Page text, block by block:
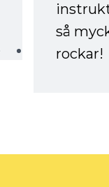
så
rockar!